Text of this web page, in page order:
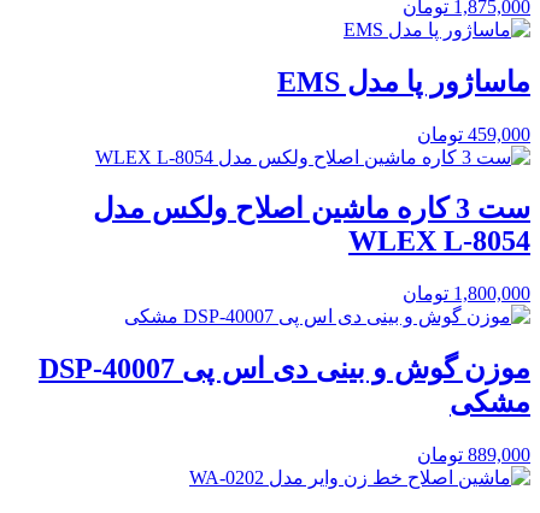
1,875,000 تومان
ماساژور پا مدل EMS
459,000 تومان
ست 3 کاره ماشین اصلاح ولکس مدل
WLEX L-8054
1,800,000 تومان
موزن گوش و بینی دی اس پی DSP-40007
مشکی
889,000 تومان